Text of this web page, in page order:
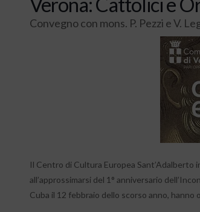
Convegno con mons. P. Pezzi e V.
Il Centro di Cultura Europea Sant’Adalberto
all’approssimarsi del 1° anniversario
Cuba il 12 febbraio dello scorso anno,